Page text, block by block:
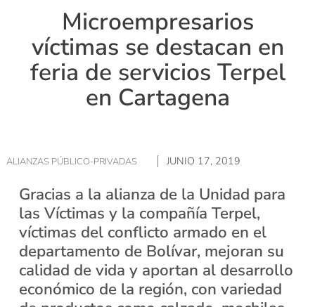
Microempresarios
víctimas se destacan en
feria de servicios Terpel
en Cartagena
ALIANZAS PÚBLICO-PRIVADAS JUNIO 17, 2019
Gracias a la alianza de la Unidad para
las Víctimas y la compañía Terpel,
víctimas del conflicto armado en el
departamento de Bolívar, mejoran su
calidad de vida y aportan al desarrollo
económico de la región, con variedad